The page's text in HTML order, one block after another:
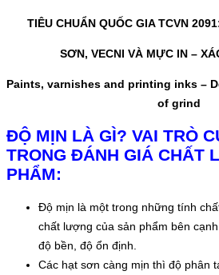
TIÊU CHUẨN QUỐC GIA TCVN
SƠN, VECNI VÀ MỰC IN –
Paints, varnishes and printing inks –
of grind
ĐỘ MỊN LÀ GÌ? VAI TRÒ
TRONG ĐÁNH GIÁ CHẤT
PHẨM:
Độ mịn là một trong những tính
chất lượng của sản phẩm bên
độ bền, độ ổn định.
Các hạt sơn càng mịn thì độ phân